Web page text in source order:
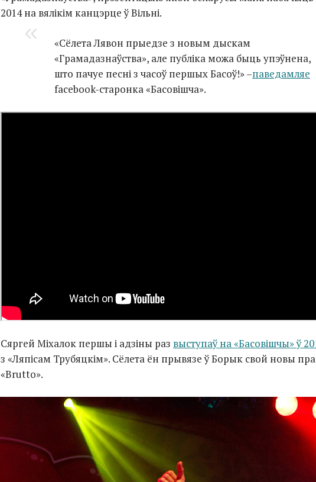
2014 на вялікім канцэрце ў Вільні.
«Сёлета Лявон прыедзе з новым дыскам
«Грамадазнаўства», але публіка можа быць упэўнена,
што пачуе песні з часоў першых Басоў!» –паведамляе
facebook-старонка «Басовішча».
Сяргей Міхалок першы і адзіны раз выступаў на «Басовішчы» ў
з «Ляпісам Трубяцкім». Сёлета ён прывязе ў Борык свой новы
«Brutto».